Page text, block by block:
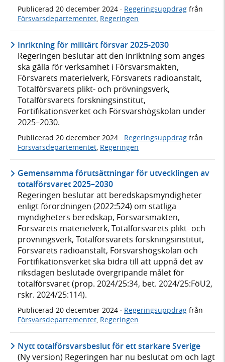
Publicerad 20 december 2024 · Regeringsuppdrag från
Försvarsdepartementet, Regeringen
Inriktning för militärt försvar 2025-2030
Regeringen beslutar att den inriktning som anges
ska gälla för verksamhet i Försvarsmakten,
Försvarets materielverk, Försvarets radioanstalt,
Totalförsvarets plikt- och prövningsverk,
Totalförsvarets forskningsinstitut,
Fortifikationsverket och Försvarshögskolan under
2025–2030.
Publicerad 20 december 2024 · Regeringsuppdrag från
Försvarsdepartementet Regeringen
Gemensamma förutsättningar för utvecklingen av
totalförsvaret 2025–2030
Regeringen beslutar att beredskapsmyndigheter
enligt förordningen (2022:524) om statliga
myndigheters beredskap, Försvarsmakten,
Försvarets materielverk, Totalförsvarets plikt- och
prövningsverk, Totalförsvarets forskningsinstitut,
Försvarets radioanstalt, Försvarshögskolan och
Fortifikationsverket ska bidra till att uppnå det av
riksdagen beslutade övergripande målet för
totalförsvaret (prop. 2024/25:34, bet. 2024/25:FöU2,
rskr. 2024/25:114).
Publicerad 20 december 2024 · Regeringsuppdrag från
Försvarsdepartementet, Regeringen
Nytt totalförsvarsbeslut för ett starkare Sverige
(Ny version) Regeringen har nu beslutat om och lagt